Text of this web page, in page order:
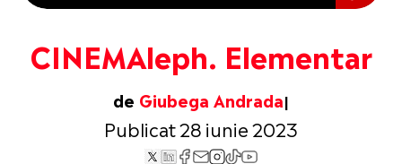
CINEMAleph. Elementar
de Giubega Andrada
Publicat 28 iunie 2023